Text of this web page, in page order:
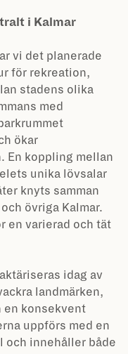
i Kalmar
vi det planerade
för rekreation,
stadens olika
med
ökar
En koppling mellan
unika lövsalar
knyts samman
övriga Kalmar.
en varierad och tät
idag av
landmärken,
en konsekvent
uppförs med en
innehåller både